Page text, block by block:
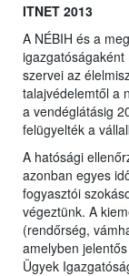
ITNET 2013
A NÉBIH és a
szervei az
talajvédelemtől a
a vendéglátásig
felügyelték a
A hatósági
azonban egyes
fogyasztói
végeztünk. A
(rendőrség,
amelyben
Ügyek